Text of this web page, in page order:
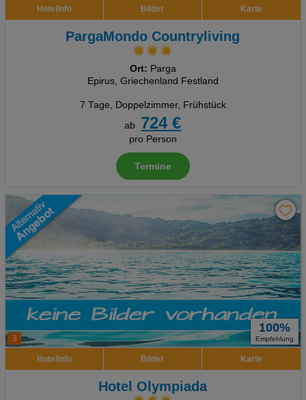
Hotelinfo Bilder Karte
PargaMondo Countryliving
Ort: Parga
Epirus, Griechenland Festland
7 Tage, Doppelzimmer, Frühstück
ab
724 €
pro Person
Termine
3
100%
Empfehlung
Hotelinfo Bilder Karte
Hotel Olympiada